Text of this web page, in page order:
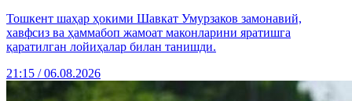
Тошкент шаҳар ҳокими Шавкат Умурзаков замонавий,
хавфсиз ва ҳаммабоп жамоат маконларини яратишга
қаратилган лойиҳалар билан танишди.
21:15 / 06.08.2026